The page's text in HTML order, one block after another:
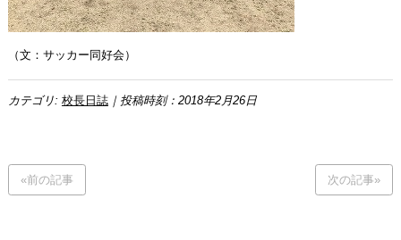
（文：サッカー同好会）
カテゴリ: 校長日誌｜投稿時刻：2018年2月26日
«前の記事 次の記事»